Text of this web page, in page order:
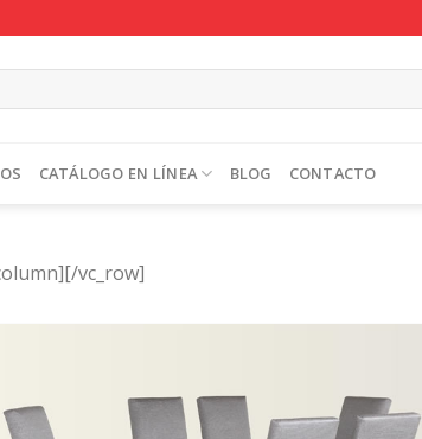
CATÁLOGO EN LÍNEA BLOG CONTACTO
vc_row]